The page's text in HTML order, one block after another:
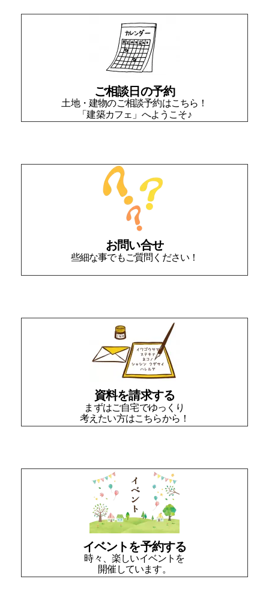
ご相談日の予約
土地・建物のご相談予約はこちら！
「建築カフェ」へようこそ♪
お問い合せ
些細な事でもご質問ください！
資料を請求する
まずはご自宅でゆっくり
考えたい方はこちらから！
イベントを予約する
時々、楽しいイベントを
開催しています。